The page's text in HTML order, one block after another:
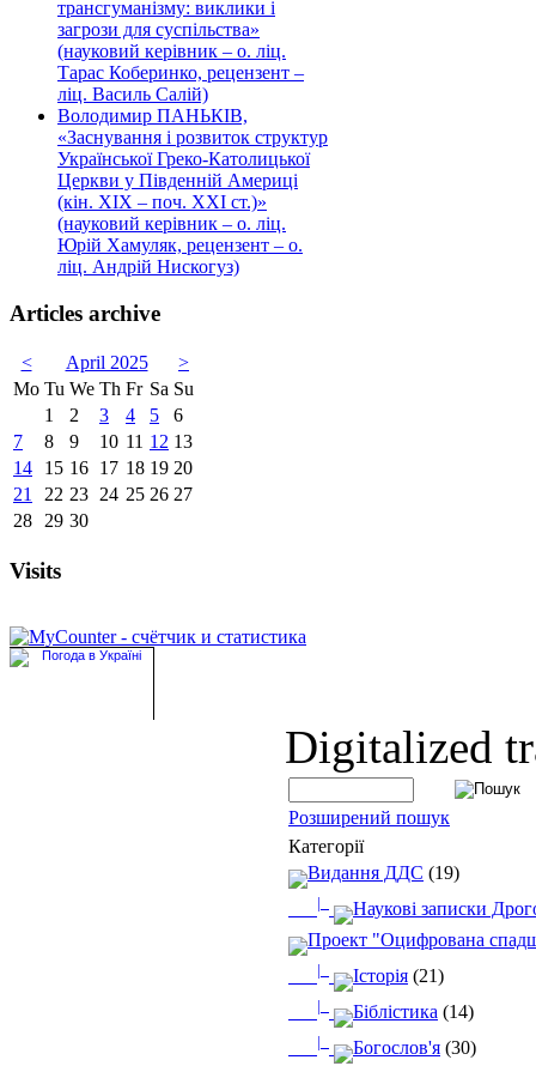
трансгуманізму: виклики і
загрози для суспільства»
(науковий керівник – о. ліц.
Тарас Коберинко, рецензент –
ліц. Василь Салій)
Володимир ПАНЬКІВ,
«Заснування і розвиток структур
Української Греко-Католицької
Церкви у Південній Америці
(кін. ХІХ – поч. ХХІ ст.)»
(науковий керівник – о. ліц.
Юрій Хамуляк, рецензент – о.
ліц. Андрій Нискогуз)
Articles archive
< April 2025
>
Mo Tu We Th Fr Sa Su
1
2 3 4 5
6
7
8 9 10 11 12 13
14
15 16 17 18 19 20
21
22 23 24 25 26 27
28
29 30
Visits
Digitalized
Розширений пошук
Категорії
Видання ДДС (19)
|_
Наукові записки
Проект "Оцифрована
|_ Історія (21)
|_ Біблістика (14)
|_ Богослов'я (30)